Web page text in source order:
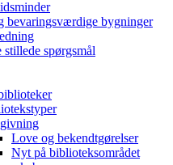
bevaringsværdige bygninger
stillede spørgsmål
Love og bekendtgørelser
Nyt på biblioteksområdet